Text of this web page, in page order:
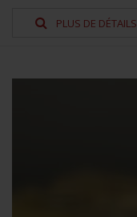
PLUS DE DÉTAILS